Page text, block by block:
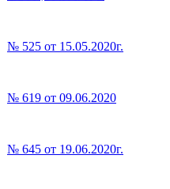
№ 525 от 15.05.2020г.
№ 619 от 09.06.2020
№ 645 от 19.06.2020г.